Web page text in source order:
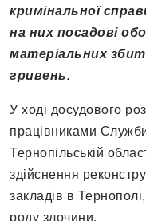
кримінальної
на них посадові
матеріальних
гривень.
У ході досудового
працівниками
Тернопільській
здійснення
закладів в
роду злочини.